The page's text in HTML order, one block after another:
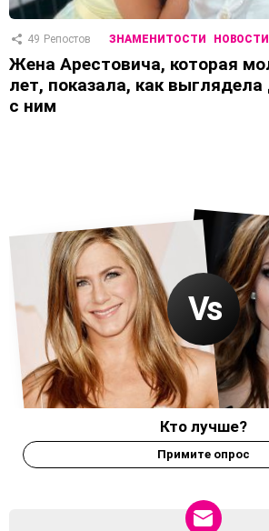
49 Репостов ЗНАМЕНИТОСТИ
Жена Арестовича, которая
лет, показала, как
с ним
Кто лучше?
Примите опрос